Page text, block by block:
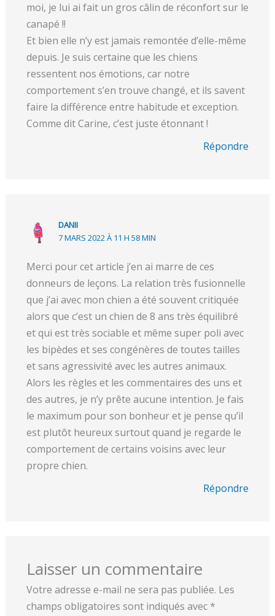
moi, je lui ai fait un gros câlin de réconfort sur le
canapé !!
Et bien elle n’y est jamais remontée d’elle-même
depuis. Je suis certaine que les chiens
ressentent nos émotions, car notre
comportement s’en trouve changé, et ils savent
faire la différence entre habitude et exception.
Comme dit Carine, c’est juste étonnant !
Répondre
DANII
7 MARS 2022 À 11 H 58 MIN
Merci pour cet article j’en ai marre de ces
donneurs de leçons. La relation très fusionnelle
que j’ai avec mon chien a été souvent critiquée
alors que c’est un chien de 8 ans très équilibré
et qui est très sociable et même super poli avec
les bipèdes et ses congénères de toutes tailles
et sans agressivité avec les autres animaux.
Alors les règles et les commentaires des uns et
des autres, je n’y prête aucune intention. Je fais
le maximum pour son bonheur et je pense qu’il
est plutôt heureux surtout quand je regarde le
comportement de certains voisins avec leur
propre chien.
Répondre
Laisser un commentaire
Votre adresse e-mail ne sera pas publiée. Les
champs obligatoires sont indiqués avec *